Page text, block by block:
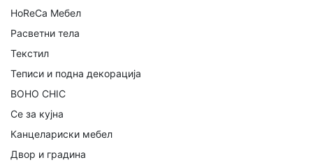
HoReCa Мебел
Расветни тела
Текстил
Теписи и подна декорација
BOHO CHIC
Се за кујна
Канцелариски мебел
Двор и градина